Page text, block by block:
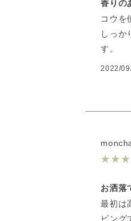
香りの
コウを
しっか
す。
2022/
★★★
お洒落
最初は
ビング